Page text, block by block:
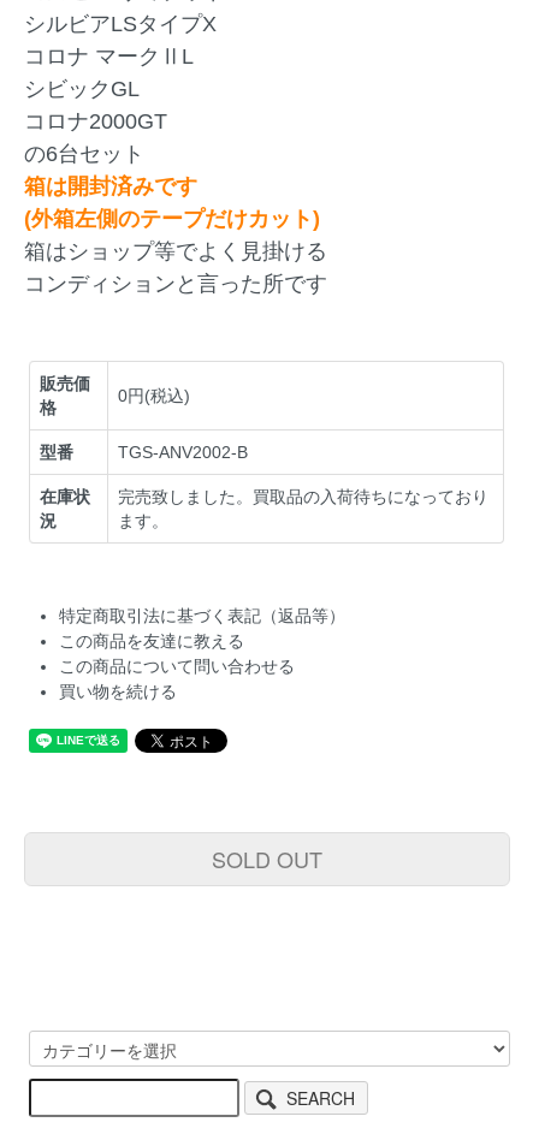
シルビアLSタイプX
コロナ マークⅡL
シビックGL
コロナ2000GT
の6台セット
箱は開封済みです
(外箱左側のテープだけカット)
箱はショップ等でよく見掛ける
コンディションと言った所です
販売価
格
0円(税込)
型番 TGS-ANV2002-B
在庫状
況
完売致しました。買取品の入荷待ちになっており
ます。
特定商取引法に基づく表記（返品等）
この商品を友達に教える
この商品について問い合わせる
買い物を続ける
SOLD OUT
SEARCH